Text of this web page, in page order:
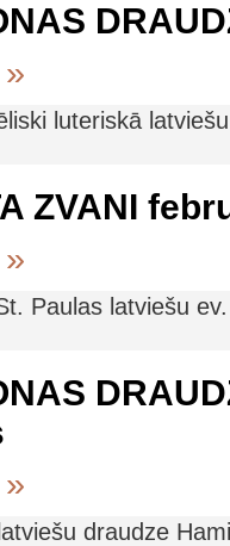
luteriskā
ZVANI
Paulas latviešu
draudze